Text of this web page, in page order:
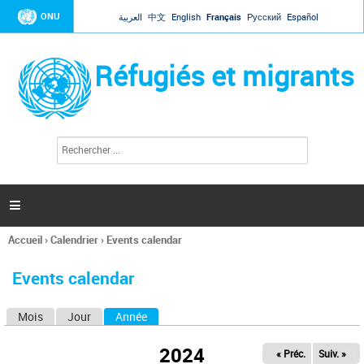
Jump to navigation
ONU العربية 中文 English Français Русский Español
Réfugiés et migrants
l
c
h
e

Vous
ici
Accueil›Calendrier› Events calendar
Events calendar
Mois Jour Année
2024 « Préc. Suiv. »